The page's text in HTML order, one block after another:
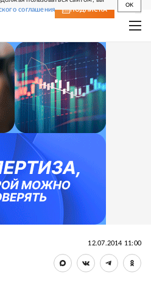
соглашения
OK
ПОДПИСКА
12.07.2014 11:00